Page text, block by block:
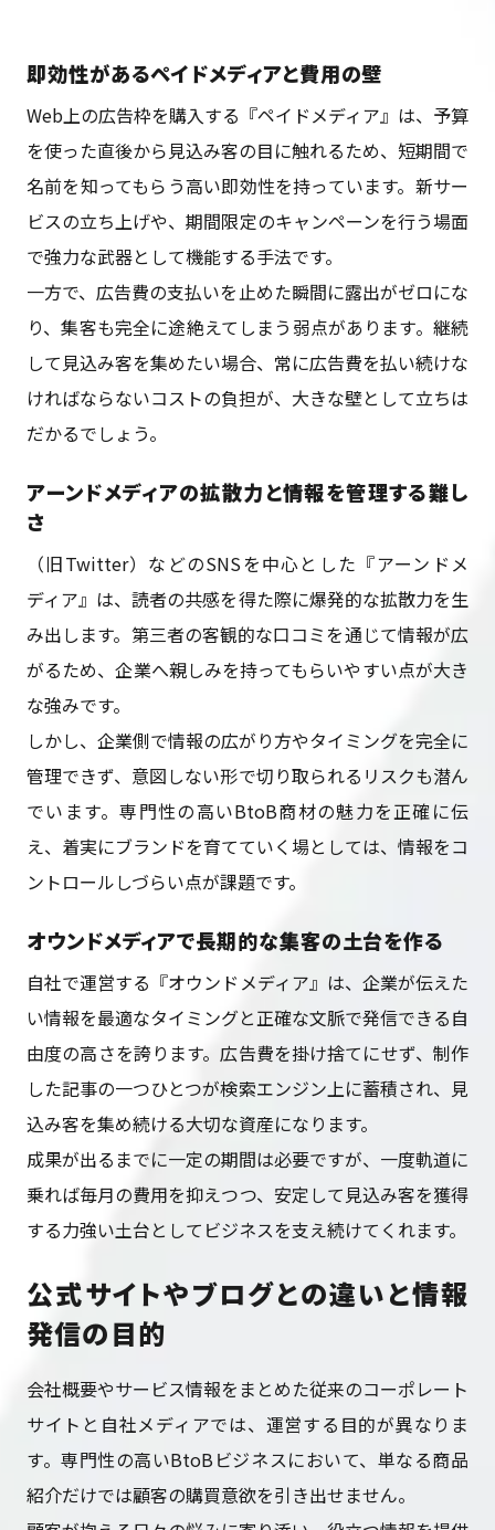
即効性があるペイドメディアと費用の壁
Web上の広告枠を購入する『ペイドメディア』は、予算
を使った直後から見込み客の目に触れるため、短期間で
名前を知ってもらう高い即効性を持っています。新サー
ビスの立ち上げや、期間限定のキャンペーンを行う場面
で強力な武器として機能する手法です。
一方で、広告費の支払いを止めた瞬間に露出がゼロにな
り、集客も完全に途絶えてしまう弱点があります。継続
して見込み客を集めたい場合、常に広告費を払い続けな
ければならないコストの負担が、大きな壁として立ちは
だかるでしょう。
アーンドメディアの拡散力と情報を管理する難し
さ
（旧Twitter）などのSNSを中心とした『アーンドメ
ディア』は、読者の共感を得た際に爆発的な拡散力を生
み出します。第三者の客観的な口コミを通じて情報が広
がるため、企業へ親しみを持ってもらいやすい点が大き
な強みです。
しかし、企業側で情報の広がり方やタイミングを完全に
管理できず、意図しない形で切り取られるリスクも潜ん
でいます。専門性の高いBtoB商材の魅力を正確に伝
え、着実にブランドを育てていく場としては、情報をコ
ントロールしづらい点が課題です。
オウンドメディアで長期的な集客の土台を作る
自社で運営する『オウンドメディア』は、企業が伝えた
い情報を最適なタイミングと正確な文脈で発信できる自
由度の高さを誇ります。広告費を掛け捨てにせず、制作
した記事の一つひとつが検索エンジン上に蓄積され、見
込み客を集め続ける大切な資産になります。
成果が出るまでに一定の期間は必要ですが、一度軌道に
乗れば毎月の費用を抑えつつ、安定して見込み客を獲得
する力強い土台としてビジネスを支え続けてくれます。
公式サイトやブログとの違いと情報
発信の目的
会社概要やサービス情報をまとめた従来のコーポレート
サイトと自社メディアでは、運営する目的が異なりま
す。専門性の高いBtoBビジネスにおいて、単なる商品
紹介だけでは顧客の購買意欲を引き出せません。